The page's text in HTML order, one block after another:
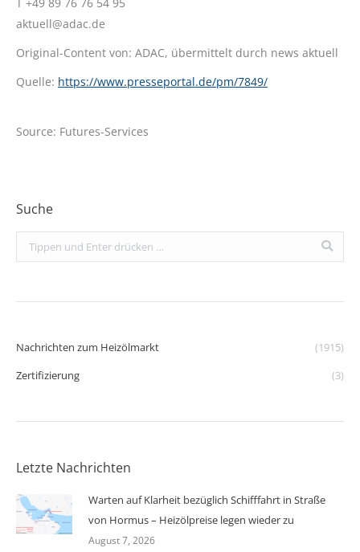
aktuell@adac.de
Original-Content von: ADAC, übermittelt durch news aktuell
Quelle: https://www.presseportal.de/pm/7849/
Source: Futures-Services
Suche
Search:
Nachrichten zum Heizölmarkt
(1915)
Zertifizierung
(3)
Letzte Nachrichten
Warten auf Klarheit bezüglich Schifffahrt in Straße
von Hormus – Heizölpreise legen wieder zu
August 7, 2026